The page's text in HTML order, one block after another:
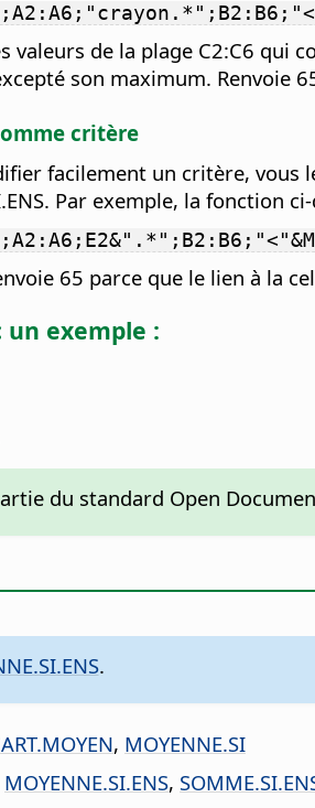
valeurs de la plage C2:C6 qui
son maximum. Renvoie
critère
facilement un critère,
Par exemple, la fonction
65 parce que le lien à la
exemple :
du standard Open
.
, MOYENNE.SI
MOYENNE.SI.ENS,